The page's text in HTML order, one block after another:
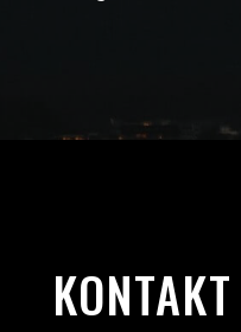
KONTAKT